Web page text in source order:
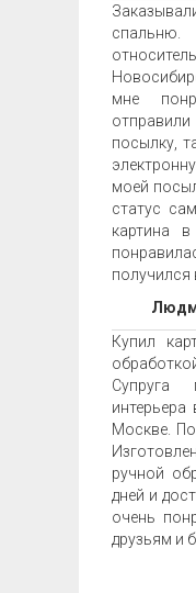
мне
посылку,
моей
статус
картина
получился
Купил
Супруга
Москве.
ручной
дней и
очень
друзьям и